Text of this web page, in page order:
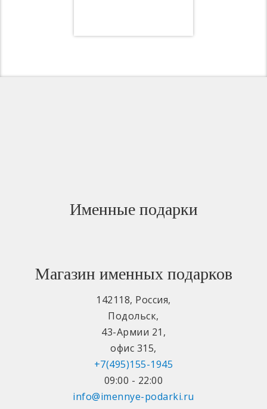
Именные подарки
Магазин именных подарков
142118, Россия,
Подольск,
43-Армии 21 ,
офис 315,
+7(495)155-1945
09:00 - 22:00
info@imennye-podarki.ru